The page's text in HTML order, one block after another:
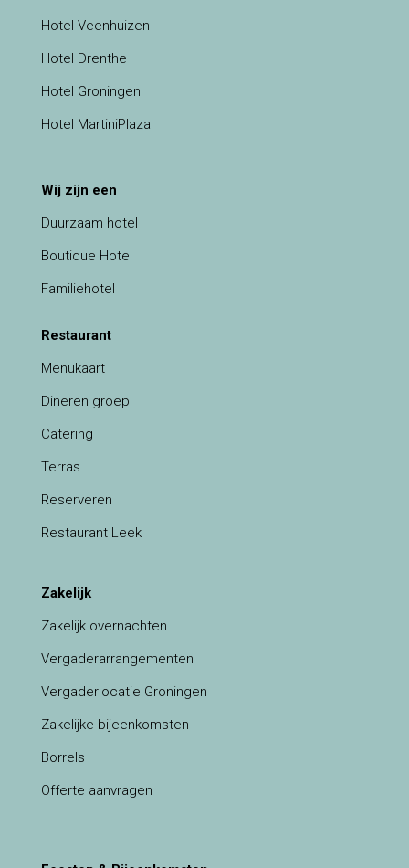
Hotel Veenhuizen
Hotel Drenthe
Hotel Groningen
Hotel MartiniPlaza
Wij zijn een
Duurzaam hotel
Boutique Hotel
Familiehotel
Restaurant
Menukaart
Dineren groep
Catering
Terras
Reserveren
Restaurant Leek
Zakelijk
Zakelijk overnachten
Vergaderarrangementen
Vergaderlocatie Groningen
Zakelijke bijeenkomsten
Borrels
Offerte aanvragen